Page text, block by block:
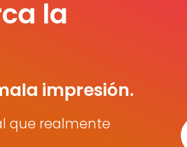
la
impresión.
que realmente